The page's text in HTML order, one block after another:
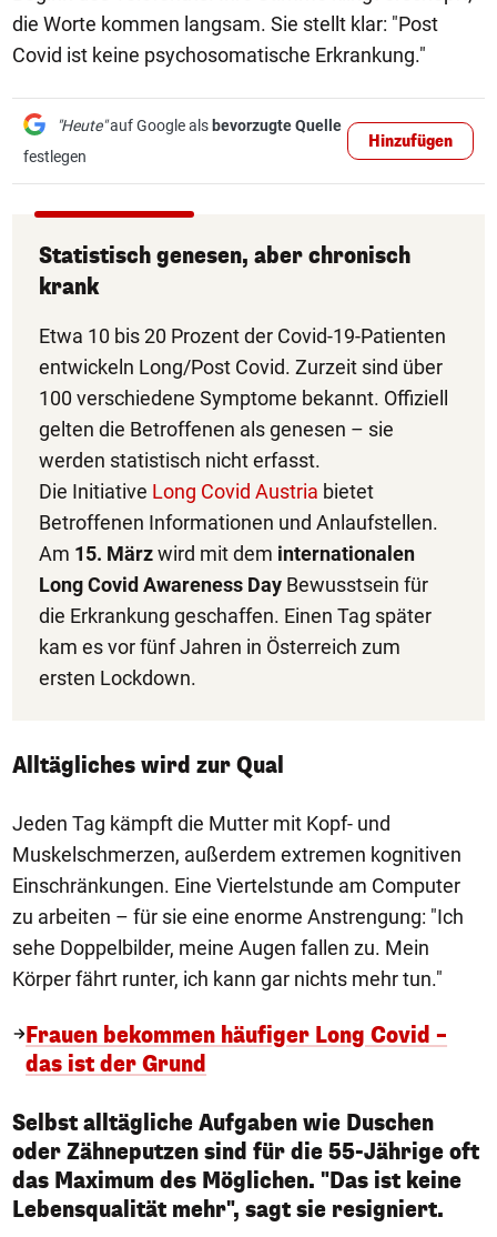
die Worte kommen langsam. Sie stellt klar: "Post
Covid ist keine psychosomatische Erkrankung."
"Heute"auf Google als bevorzugte Quelle
festlegen
Hinzufügen
Statistisch genesen, aber chronisch
krank
Etwa 10 bis 20 Prozent der Covid-19-Patienten
entwickeln Long/Post Covid. Zurzeit sind über
100 verschiedene Symptome bekannt. Offiziell
gelten die Betroffenen als genesen – sie
werden statistisch nicht erfasst.
Die Initiative Long Covid Austria bietet
Betroffenen Informationen und Anlaufstellen.
Am 15. Märzwird mit dem internationalen
Long Covid Awareness Day Bewusstsein für
die Erkrankung geschaffen. Einen Tag später
kam es vor fünf Jahren in Österreich zum
ersten Lockdown.
Alltägliches wird zur Qual
Jeden Tag kämpft die Mutter mit Kopf- und
Muskelschmerzen, außerdem extremen kognitiven
Einschränkungen. Eine Viertelstunde am Computer
zu arbeiten – für sie eine enorme Anstrengung: "Ich
sehe Doppelbilder, meine Augen fallen zu. Mein
Körper fährt runter, ich kann gar nichts mehr tun."
Frauen bekommen häufiger Long Covid –
das ist der Grund
Selbst alltägliche Aufgaben wie Duschen
oder Zähneputzen sind für die 55-Jährige oft
das Maximum des Möglichen. "Das ist keine
Lebensqualität mehr", sagt sie resigniert.